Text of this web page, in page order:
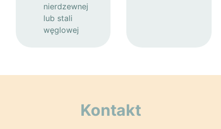
nierdzewnej
lub stali
węglowej
Kontakt